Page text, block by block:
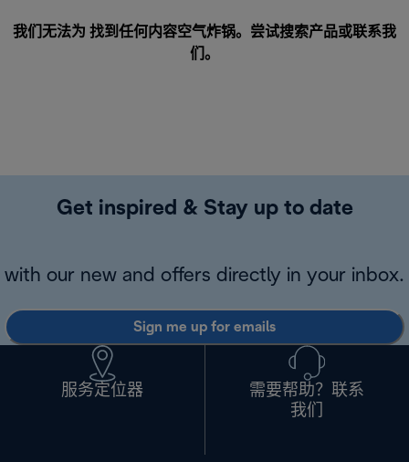
我们无法为 找到任何内容空气炸锅。尝试搜索产品或联系我
们 。
Get inspired & Stay up to date
with our new and offers directly in your inbox.
Sign me up for emails
服务定位器
需要帮助？联系
我们